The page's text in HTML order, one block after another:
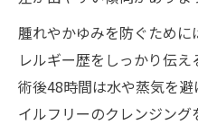
腫れやかゆみを防ぐため
レルギー歴をしっかり伝
術後48時間は水や蒸気を
イルフリーのクレンジン